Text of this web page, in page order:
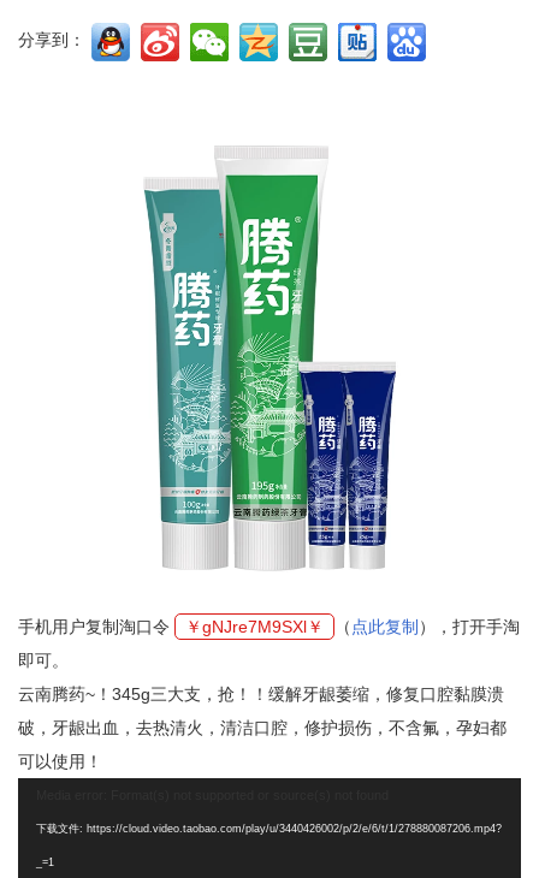
分享到：
手机用户复制淘口令 ￥gNJre7M9SXl￥ （ 点此复制 ），打开手淘
即可。
云南腾药~！345g三大支，抢！！缓解牙龈萎缩，修复口腔黏膜溃
破，牙龈出血，去热清火，清洁口腔，修护损伤，不含氟，孕妇都
可以使用！
下载文件: https://cloud.video.taobao.com/play/u/3440426002/p/2/e/6/t/1/278880087206.mp4?
_=1